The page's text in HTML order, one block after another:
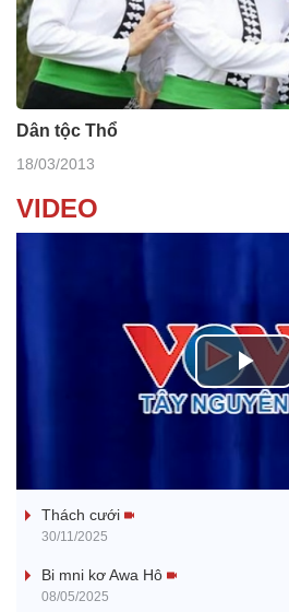
Dân tộc Thổ
18/03/2013
VIDEO
P
a
Thách cưới
30/11/2025
Bi mni kơ Awa Hô
08/05/2025